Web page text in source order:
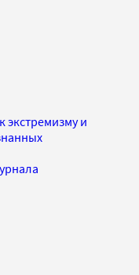
экстремизму и